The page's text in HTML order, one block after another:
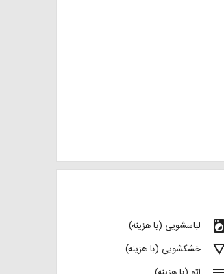
local_laundry_service لباسشویی (با هزینه)
خشکشویی (با هزینه)